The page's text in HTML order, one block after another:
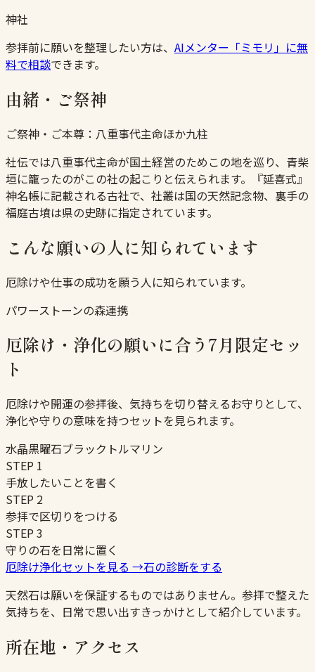
神社
参拝前に願いを整理したい方は、 AIメンター「ミモリ」に無
料で相談できます。
由緒・ご祭神
ご祭神・ご本尊： 八重事代主命ほか九柱
社伝では八重事代主命が国土経営のためこの地を巡り、青柴
垣に籠ったのがこの社の起こりと伝えられます。『延喜式』
神名帳に記載される古社で、社叢は国の天然記念物、裏手の
福庭古墳は県の史跡に指定されています。
こんな願いの人に知られています
厄除けや仕事の成功を願う人に知られています。
パワーストーンの森連携
厄除け・浄化の願いに合う7月限定セッ
ト
厄除けや開運の参拝後、気持ちを切り替えるお守りとして、
浄化や守りの意味を持つセットを見られます。
水晶黒曜石ブラックトルマリン
STEP 1
手放したいことを書く
STEP 2
参拝で区切りをつける
STEP3
守りの石を日常に置く
厄除け浄化セットを見る →石の診断をする
天然石は願いを保証するものではありません。参拝で整えた
気持ちを、日常で思い出すきっかけとして紹介しています。
所在地・アクセス